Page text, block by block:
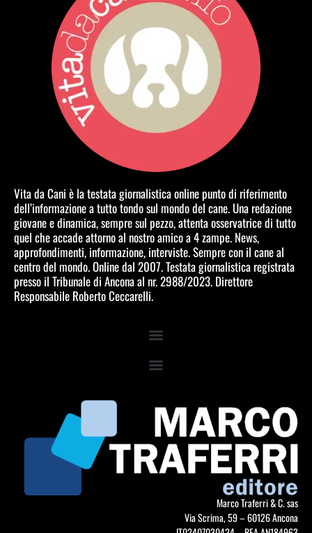
Vita da Cani è la testata giornalistica online punto di riferimento
dell’informazione a tutto tondo sul mondo del cane. Una redazione
giovane e dinamica, sempre sul pezzo, attenta osservatrice di tutto
quel che accade attorno al nostro amico a 4 zampe. News,
approfondimenti, informazione, interviste. Sempre con il cane al
centro del mondo. Online dal 2007. Testata giornalistica registrata
presso il Tribunale di Ancona al nr. 2988/2023. Direttore
Responsabile Roberto Ceccarelli.
Marco Traferri & C. sas
Via Scrima, 59 – 60126 Ancona